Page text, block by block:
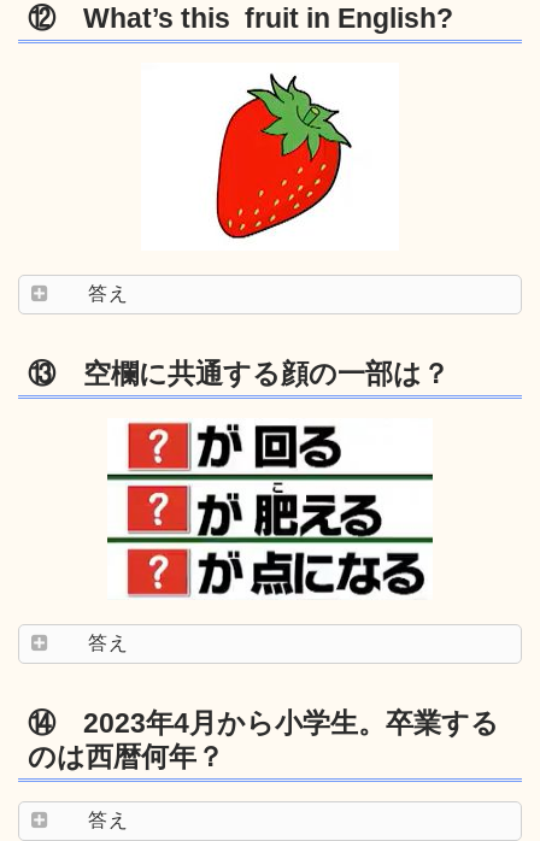
⑫ What’s this fruit in English?
答え
⑬ 空欄に共通する顔の一部は？
答え
⑭ 2023年4月から小学生。卒業する
のは西暦何年？
答え